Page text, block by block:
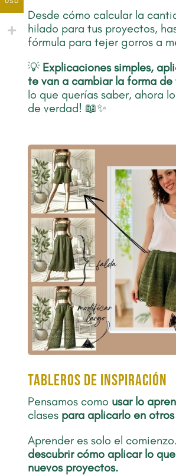
Desde cómo calcular la
hilado para tus proyectos,
fórmula para tejer gorros a
💡 Explicaciones simples,
te van a cambiar la forma
lo que querías saber, ahora
de verdad! 📖✨
TABLEROS DE INSPIRACIÓN
Pensamos como usar lo
clases para aplicarlo en
Aprender es solo el comienzo.
descubrir cómo aplicar lo
nuevos proyectos.